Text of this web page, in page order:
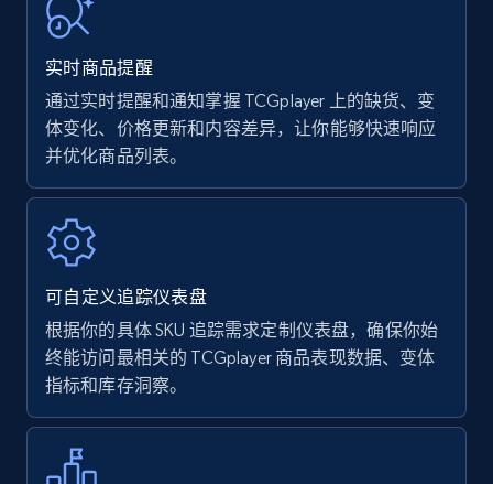
URL, Product name, Product rating, Product
rating object, Product rating max, Rating,
Author name, Asin, and more.
7.4K+ 870+ 立即开始
Walmart - products
Specifications, Image urls, Top reviews, and
more.
5.6K+
实时商品提醒
通过实时提醒和通知掌握 TCGplayer 上的缺货、变
体变化、价格更新和内容差异，让你能够快速响应
并优化商品列表。
可自定义追踪仪表盘
根据你的具体 SKU 追踪需求定制仪表盘，确保你始
终能访问最相关的 TCGplayer 商品表现数据、变体
指标和库存洞察。